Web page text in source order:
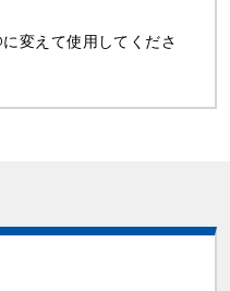
変えて使用してくださ